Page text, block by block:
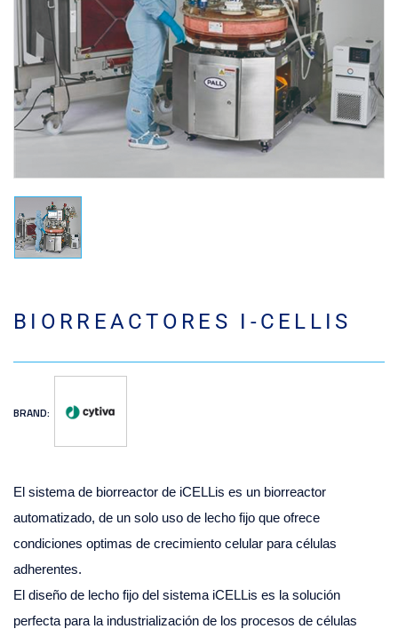
BIORREACTORES I-CELLIS
BRAND:
El sistema de biorreactor de iCELLis es un biorreactor
automatizado, de un solo uso de lecho fijo que ofrece
condiciones optimas de crecimiento celular para células
adherentes.
El diseño de lecho fijo del sistema iCELLis es la solución
perfecta para la industrialización de los procesos de células